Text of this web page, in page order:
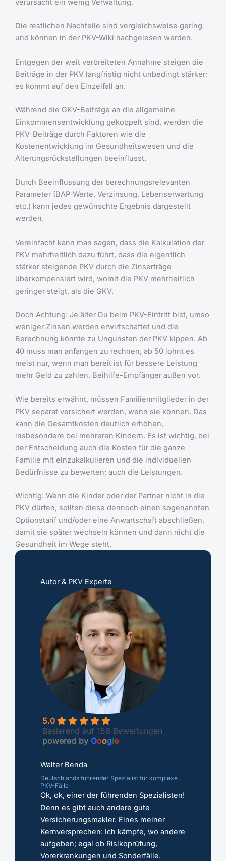
verursacht ein wenig Verwaltung.
Die restlichen Nachteile sind vergleichsweise gering
und können in der PKV-Wiki nachgelesen werden.
Entgegen der weit verbreiteten Annahme steigen die
Beiträge in der PKV langfristig nicht unbedingt stärker;
es kommt auf den Einzelfall an.
Während die GKV-Beiträge an die allgemeine
Einkommensentwicklung gekoppelt sind, werden die
PKV-Beiträge durch Faktoren wie die
Kostenentwicklung im Gesundheitswesen und die
Alterungsrückstellungen beeinflusst.
Durch Beeinflussung der berechnungsrelevanten
Parameter (BAP-Werte, Verzinsung, Lebenserwartung
etc.) kann jedes gewünschte Ergebnis dargestellt
werden.
Vereinfacht kann man sagen, dass die Kalkulation der
PKV mehrheitlich dazu führt, dass die eigentlich
stärker steigende PKV durch die Zinserträge
überkompensiert wird, womit die PKV mehrheitlich
geringer steigt, als die GKV.
Doch Achtung: Je älter Du beim PKV-Eintritt bist, umso
weniger Zinsen werden erwirtschaftet und die
Berechnung könnte zu Ungunsten der PKV kippen. Ab
40 muss man anfangen zu rechnen, ab 50 lohnt es
meist nur, wenn man bereit ist für bessere Leistung
mehr Geld zu zahlen. Beihilfe-Empfänger außen vor.
Wie bereits erwähnt, müssen Familienmitglieder in der
PKV separat versichert werden, wenn sie können. Das
kann die Gesamtkosten deutlich erhöhen,
insbesondere bei mehreren Kindern. Es ist wichtig, bei
der Entscheidung auch die Kosten für die ganze
Familie mit einzukalkulieren und die individuellen
Bedürfnisse zu bewerten; auch die Leistungen.
Wichtig: Wenn die Kinder oder der Partner nicht in die
PKV dürfen, sollten diese dennoch einen sogenannten
Optionstarif und/oder eine Anwartschaft abschließen,
damit sie später wechseln können und dann nicht die
Gesundheit im Wege steht.
Autor & PKV Experte
5.0
Basierend auf 156 Bewertungen
powered by Google
Walter Benda
Deutschlands führender Spezialist für komplexe
PKV-Fälle
Ok, ok, einer der führenden Spezialisten!
Denn es gibt auch andere gute
Versicherungsmakler. Eines meiner
Kernversprechen: Ich kämpfe, wo andere
aufgeben; egal ob Risikoprüfung,
Vorerkrankungen und Sonderfälle.